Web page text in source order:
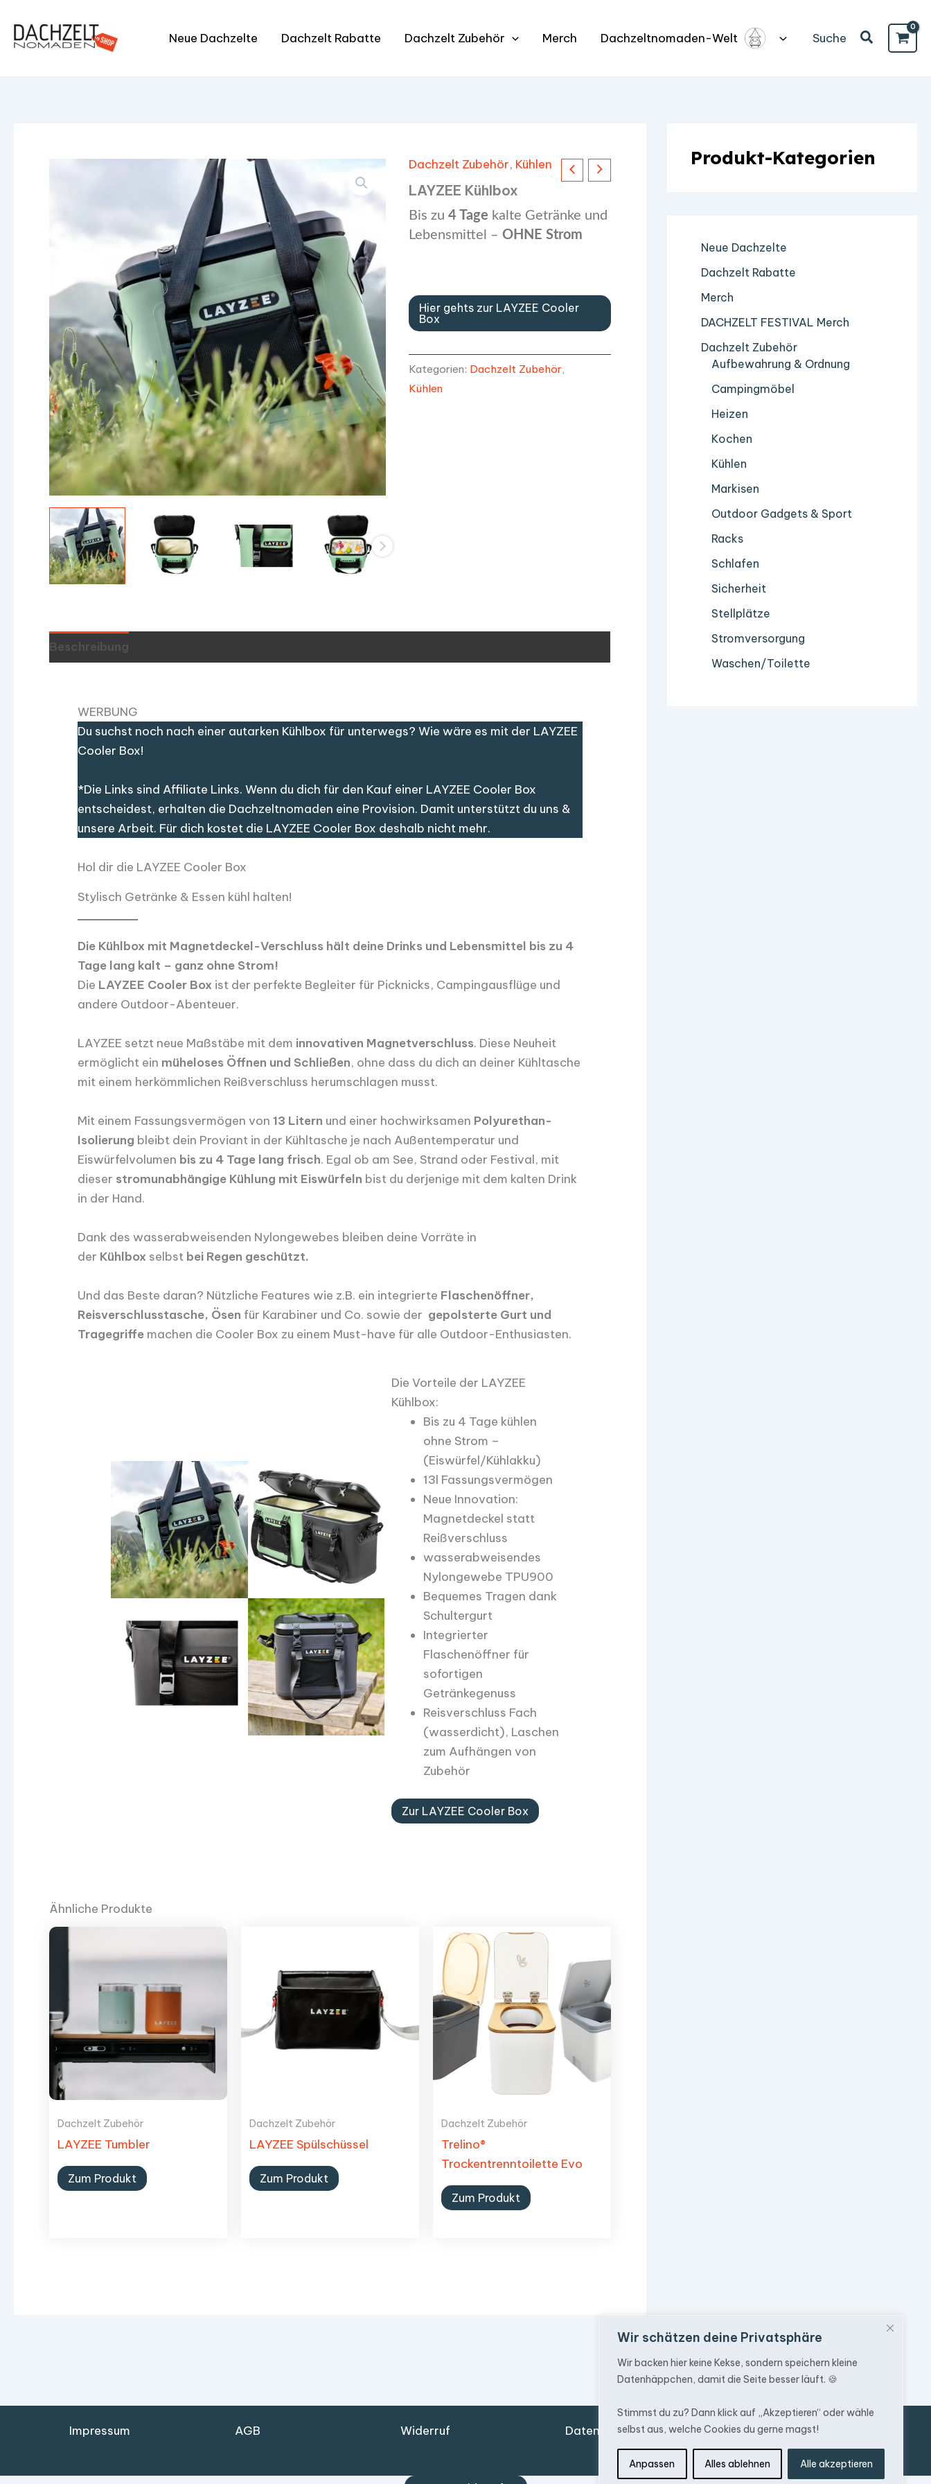
Wir schätzen deine Privatsphäre
Wir backen hier keine Kekse, sondern speichern kleine
Datenhäppchen, damit die Seite besser läuft. 🍪
Stimmst du zu? Dann klick auf „Akzeptieren“ oder wähle
selbst aus, welche Cookies du gerne magst!
Anpassen Alles ablehnen Alle akzeptieren
Inhalt
springen
Neue Dachzelte Dachzelt Rabatte Dachzelt Zubehör Merch Dachzeltnomaden-Welt Suche Suchen
Dachzelt Zubehör, Kühlen
LAYZEE Kühlbox
Bis zu 4 Tage kalte Getränke und
Lebensmittel – OHNE Strom
Hier gehts zur LAYZEE Cooler
Box
Kategorien: Dachzelt Zubehör,
Kühlen
Beschreibung
WERBUNG
Du suchst noch nach einer autarken Kühlbox für unterwegs? Wie wäre es mit der LAYZEE
Cooler Box!
*Die Links sind Affiliate Links. Wenn du dich für den Kauf einer LAYZEE Cooler Box
entscheidest, erhalten die Dachzeltnomaden eine Provision. Damit unterstützt du uns &
unsere Arbeit. Für dich kostet die LAYZEE Cooler Box deshalb nicht mehr.
Hol dir die LAYZEE Cooler Box
Stylisch Getränke & Essen kühl halten!
Die Kühlbox mit Magnetdeckel-Verschluss hält deine Drinks und Lebensmittel bis zu 4
Tage lang kalt – ganz ohne Strom!
Die LAYZEE Cooler Box ist der perfekte Begleiter für Picknicks, Campingausflüge und
andere Outdoor-Abenteuer.
LAYZEE setzt neue Maßstäbe mit dem innovativen Magnetverschluss. Diese Neuheit
ermöglicht ein müheloses Öffnen und Schließen, ohne dass du dich an deiner Kühltasche
mit einem herkömmlichen Reißverschluss herumschlagen musst.
Mit einem Fassungsvermögen von 13 Litern und einer hochwirksamen Polyurethan-
Isolierung bleibt dein Proviant in der Kühltasche je nach Außentemperatur und
Eiswürfelvolumen bis zu 4 Tage lang frisch. Egal ob am See, Strand oder Festival, mit
dieser stromunabhängige Kühlung mit Eiswürfeln bist du derjenige mit dem kalten Drink
in der Hand.
Dank des wasserabweisenden Nylongewebes bleiben deine Vorräte in
der Kühlbox selbst bei Regen geschützt.
Und das Beste daran? Nützliche Features wie z.B. ein integrierte Flaschenöffner,
Reisverschlusstasche, Ösen für Karabiner und Co. sowie der gepolsterte Gurt und
Tragegriffemachen die Cooler Box zu einem Must-have für alle Outdoor-Enthusiasten.
Die Vorteile der LAYZEE
Kühlbox:
Bis zu 4 Tage kühlen
ohne Strom –
(Eiswürfel/Kühlakku)
13l Fassungsvermögen
Neue Innovation:
Magnetdeckel statt
Reißverschluss
wasserabweisendes
Nylongewebe TPU900
Bequemes Tragen dank
Schultergurt
Integrierter
Flaschenöffner für
sofortigen
Getränkegenuss
Reisverschluss Fach
(wasserdicht), Laschen
zum Aufhängen von
Zubehör
Zur LAYZEE Cooler Box
Ähnliche Produkte
Dachzelt Zubehör
LAYZEE Tumbler
Zum Produkt
Dachzelt Zubehör
LAYZEE Spülschüssel
Zum Produkt
Dachzelt Zubehör
Trelino®
Trockentrenntoilette Evo
Zum Produkt
Produkt-Kategorien
Neue Dachzelte
Dachzelt Rabatte
Merch
DACHZELT FESTIVAL Merch
Dachzelt Zubehör
Aufbewahrung & Ordnung
Campingmöbel
Heizen
Kochen
Kühlen
Markisen
Outdoor Gadgets & Sport
Racks
Schlafen
Sicherheit
Stellplätze
Stromversorgung
Waschen/Toilette
Impressum AGB Widerruf Datenschutz Versandkosten